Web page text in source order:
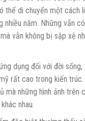
thể di chuyển một cách
nhiều năm. Những vẫn
vẫn không bị sập xệ
dụng đối với đời
rất cao trong kiến trúc.
mà những hình ảnh trên
nhau.